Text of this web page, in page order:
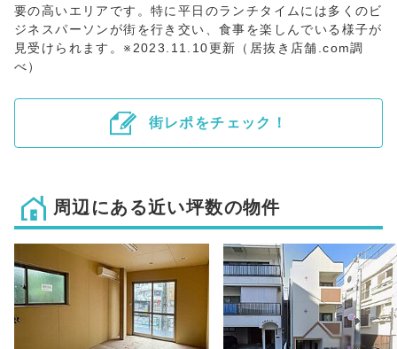
要の高いエリアです。特に平日のランチタイムには多くのビ
ジネスパーソンが街を行き交い、食事を楽しんでいる様子が
見受けられます。※2023.11.10更新（居抜き店舗.com調
べ）
街レポをチェック！
周辺にある近い坪数の物件